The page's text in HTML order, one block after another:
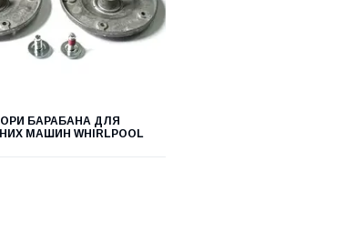
БАРАБАНА ДЛЯ
МАШИН WHIRLPOOL